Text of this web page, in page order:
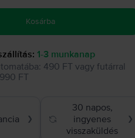
Kosárba
1-3 munkanap
: 490 FT vagy futárral
990 FT
❯
30 napos,
ingyenes
visszaküldés
❯